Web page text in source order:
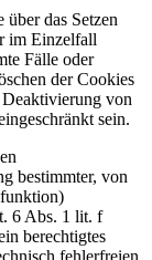
das Setzen
im Einzelfall
Fälle oder
der Cookies
von
sein.
bestimmter, von
6 Abs. 1 lit. f
berechtigtes
fehlerfreien